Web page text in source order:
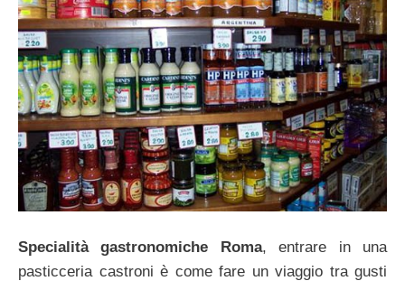
Specialità gastronomiche Roma, entrare in una
pasticceria castroni è come fare un viaggio tra gusti